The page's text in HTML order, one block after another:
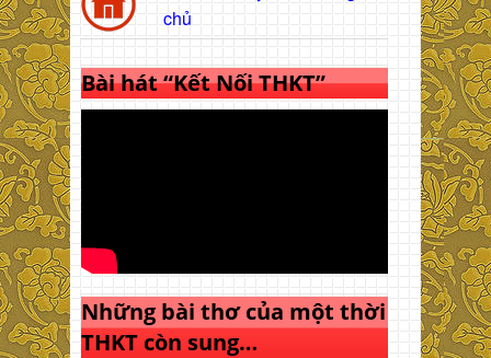
chủ
Bài hát “Kết Nối THKT”
Những bài thơ của một thời
THKT còn sung…